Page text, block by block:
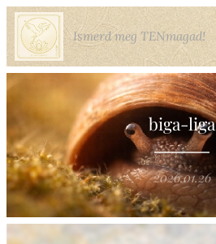
Ismerd meg TENmagad!
biga-liga
2026.01.26